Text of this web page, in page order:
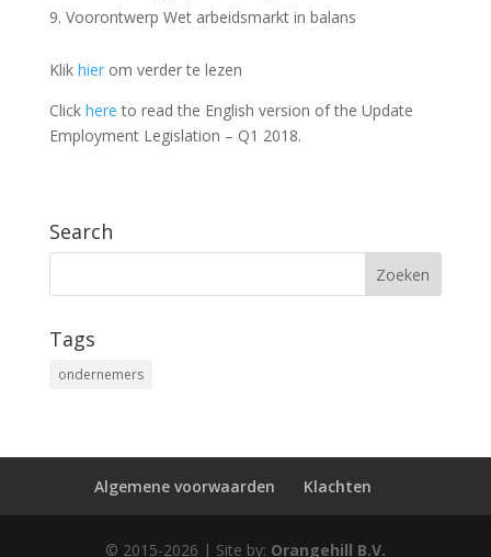
Voorontwerp Wet arbeidsmarkt in balans
Klik hierom verder te lezen
Click here to read the English version of the Update
Employment Legislation – Q1 2018.
Search
Tags
ondernemers
Algemene voorwaarden Klachten
© 2015-2026 | Site by: Orangehill B.V.